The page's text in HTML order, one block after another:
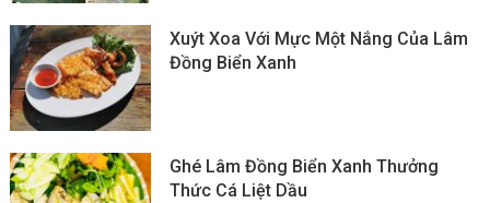
Xuýt Xoa Với Mực Một Nắng Của Lâm
Đồng Biển Xanh
Ghé Lâm Đồng Biển Xanh Thưởng
Thức Cá Liệt Dầu